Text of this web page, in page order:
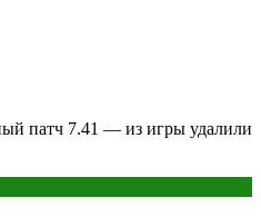
патч 7.41 — из игры удалили